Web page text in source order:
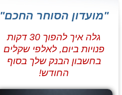
"מועדון הסוחר החכם"
גלה איך להפוך 30 דקות
פנויות ביום, לאלפי שקלים
בחשבון הבנק שלך בסוף
החודש!